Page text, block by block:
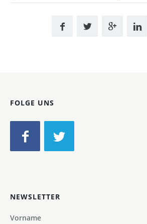
FOLGE UNS
NEWSLETTER
Vorname